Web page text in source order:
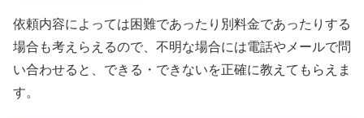
依頼内容によっては困難であったり別料金であったりする
場合も考えらえるので、不明な場合には電話やメールで問
い合わせると、できる・できないを正確に教えてもらえま
す。